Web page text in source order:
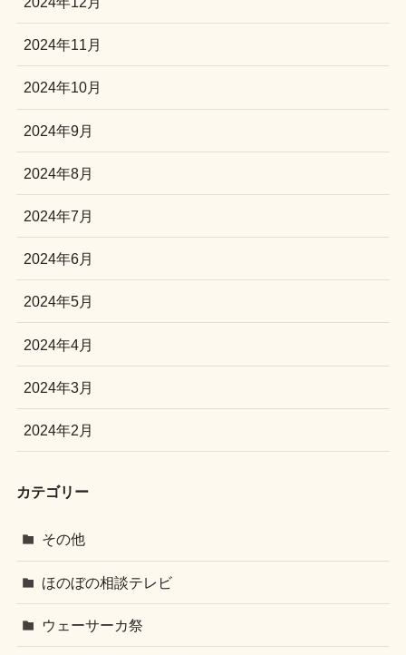
2024年11月
2024年10月
2024年9月
2024年8月
2024年7月
2024年6月
2024年5月
2024年4月
2024年3月
2024年2月
カテゴリー
その他
ほのぼの相談テレビ
ウェーサーカ祭